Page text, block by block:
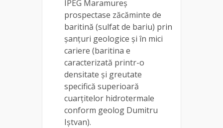
IPEG Maramureş
prospectase zăcăminte de
baritină (sulfat de bariu) prin
şanţuri geologice şi în mici
cariere (baritina e
caracterizată printr-o
densitate şi greutate
specifică superioară
cuarţitelor hidrotermale
conform geolog Dumitru
Iștvan).